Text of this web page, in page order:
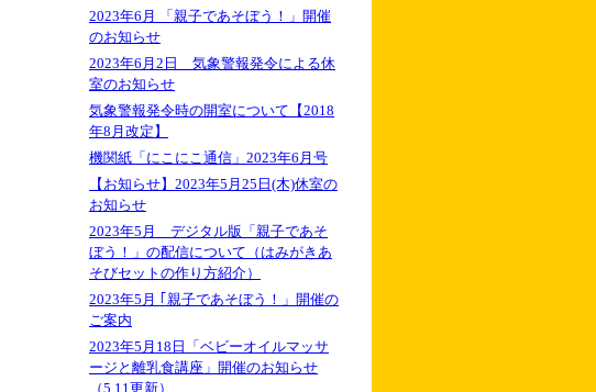
2023年6月 「親子であそぼう！」開催
のお知らせ
2023年6月2日 気象警報発令による休
室のお知らせ
気象警報発令時の開室について【2018
年8月改定】
機関紙「にこにこ通信」2023年6月号
【お知らせ】2023年5月25日(木)休室の
お知らせ
2023年5月 デジタル版「親子であそ
ぼう！」の配信について（はみがきあ
そびセットの作り方紹介）
2023年5月 ｢親子であそぼう！」開催の
ご案内
2023年5月18日「ベビーオイルマッサ
ージと離乳食講座」開催のお知らせ
（5.11更新）